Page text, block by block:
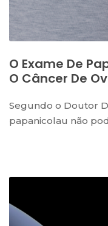
O Exame De
O Câncer De
Segundo o Doutor
papanicolau não